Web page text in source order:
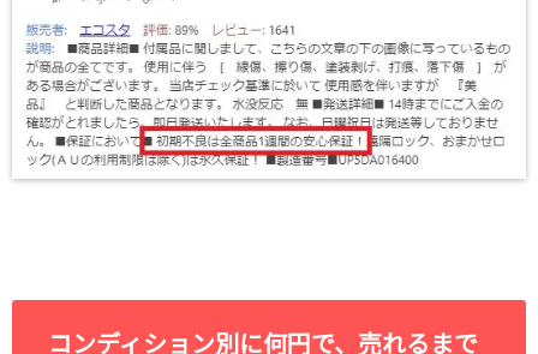
コンディション別に何円で、売れるまで